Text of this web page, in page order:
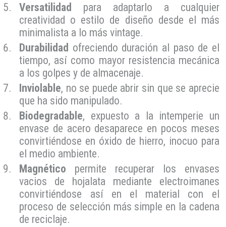
Versatilidad
para adaptarlo a cualquier
creatividad o estilo de diseño desde el más
minimalista a lo más vintage.
Durabilidad ofreciendo duración al paso de el
tiempo, así como mayor resistencia mecánica
a los golpes y de almacenaje.
Inviolable, no se puede abrir sin que se aprecie
que ha sido manipulado.
Biodegradable, expuesto a la intemperie un
envase de acero desaparece en pocos meses
convirtiéndose en óxido de hierro, inocuo para
el medio ambiente.
Magnético
permite recuperar los envases
vacios de hojalata mediante electroimanes
convirtiéndose así en el material con el
proceso de selección más simple en la cadena
de reciclaje.